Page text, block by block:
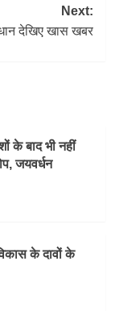
Next:
देखिए खास खबर
के बाद भी नहीं
जयवर्धन
के दावों के